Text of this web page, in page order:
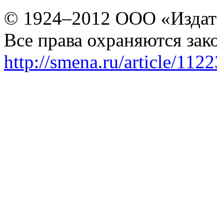
© 1924–2012 ООО
Все права охраняются
http://smena.ru/article/